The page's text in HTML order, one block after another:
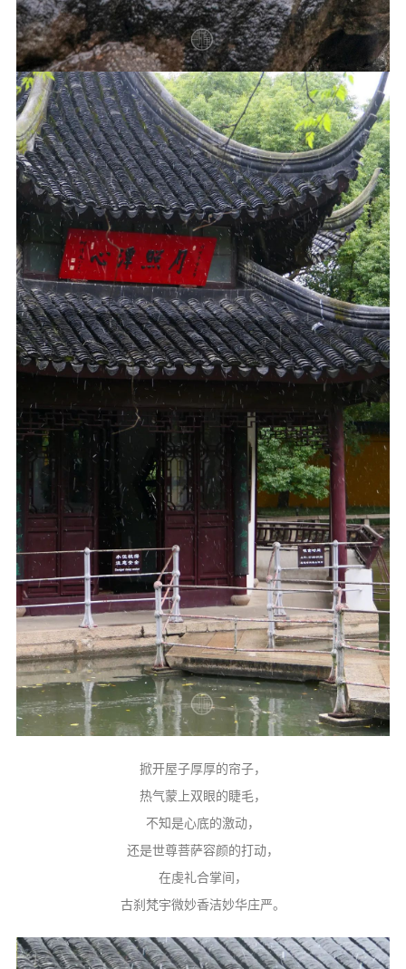
掀开屋子厚厚的帘子，
热气蒙上双眼的睫毛，
不知是心底的激动，
还是世尊菩萨容颜的打动，
在虔礼合掌间，
古刹梵宇微妙香洁妙华庄严。